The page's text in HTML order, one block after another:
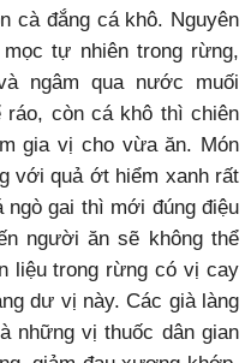
cà đắng cá khô. Nguyên
tự nhiên trong rừng,
ngâm qua nước muối
ráo, còn cá khô thì chiên
gia vị cho vừa ăn. Món
với quả ớt hiểm xanh rất
gai thì mới đúng điệu
người ăn sẽ không thể
liệu trong rừng có vị cay
dư vị này. Các già làng
những vị thuốc dân gian